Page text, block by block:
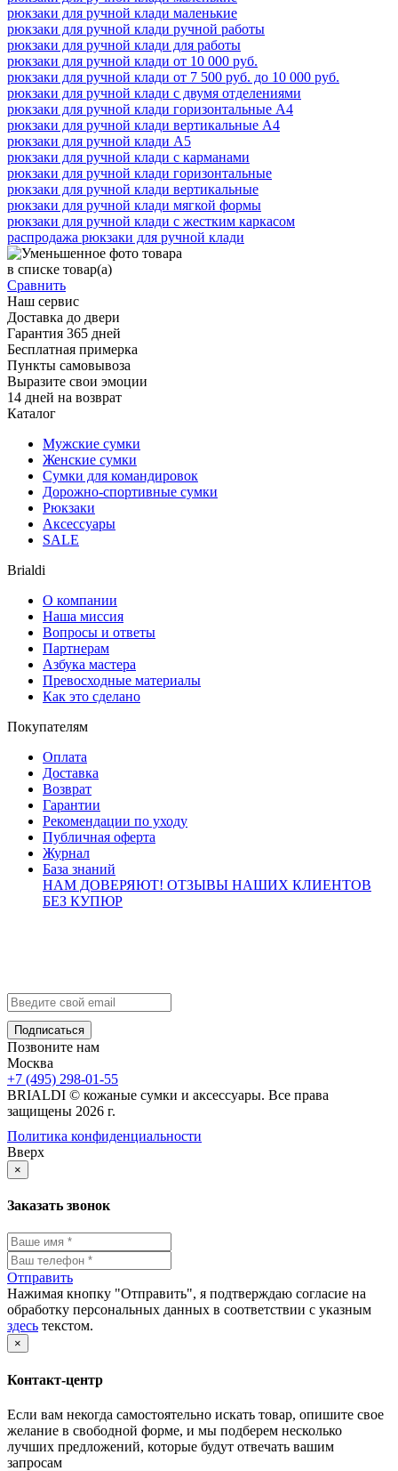
рюкзаки для ручной клади маленькие
рюкзаки для ручной клади ручной работы
рюкзаки для ручной клади для работы
рюкзаки для ручной клади от 10 000 руб.
рюкзаки для ручной клади от 7 500 руб. до 10 000 руб.
рюкзаки для ручной клади с двумя отделениями
рюкзаки для ручной клади горизонтальные А4
рюкзаки для ручной клади вертикальные А4
рюкзаки для ручной клади А5
рюкзаки для ручной клади с карманами
рюкзаки для ручной клади горизонтальные
рюкзаки для ручной клади вертикальные
рюкзаки для ручной клади мягкой формы
рюкзаки для ручной клади с жестким каркасом
распродажа рюкзаки для ручной клади
в списке товар(а)
Сравнить
Наш сервис
Доставка до двери
Гарантия 365 дней
Бесплатная примерка
Пункты самовывоза
Выразите свои эмоции
14 дней на возврат
Каталог
Мужские сумки
Женские сумки
Сумки для командировок
Дорожно-спортивные сумки
Рюкзаки
Аксессуары
SALE
Brialdi
О компании
Наша миссия
Вопросы и ответы
Партнерам
Азбука мастера
Превосходные материалы
Как это сделано
Покупателям
Оплата
Доставка
Возврат
Гарантии
Рекомендации по уходу
Публичная оферта
Журнал
База знаний
НАМ ДОВЕРЯЮТ! ОТЗЫВЫ НАШИХ КЛИЕНТОВ
БЕЗ КУПЮР
Позвоните нам
Москва
+7 (495) 298-01-55
BRIALDI © кожаные сумки и аксессуары. Все права
защищены 2026 г.
Политика конфиденциальности
Вверх
×
Заказать звонок
Отправить
Нажимая кнопку "Отправить", я подтверждаю согласие на
обработку персональных данных в соответствии с указным
здесь текстом.
×
Контакт-центр
Если вам некогда самостоятельно искать товар, опишите свое
желание в свободной форме, и мы подберем несколько
лучших предложений, которые будут отвечать вашим
запросам